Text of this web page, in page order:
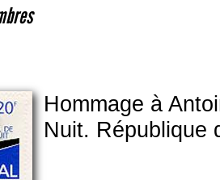
Hommage à
Nuit. République